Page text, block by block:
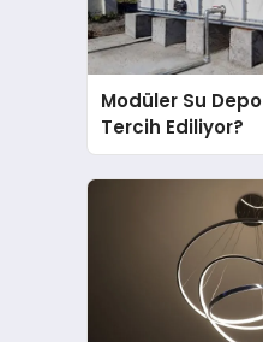
Modüler Su
Tercih Ediliyor?